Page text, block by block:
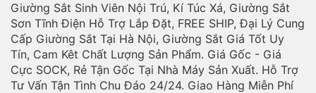
Giường Sắt Sinh Viên Nội Trú, Kí Túc Xá, Giường Sắt
Sơn Tĩnh Điện Hỗ Trợ Lắp Đặt, FREE SHIP, Đại Lý Cung
Cấp Giường Sắt Tại Hà Nội, Giường Sắt Giá Tốt Uy
Tín, Cam Kêt Chất Lượng Sản Phẩm. Giá Gốc - Giá
Cực SOCK, Rẻ Tận Gốc Tại Nhà Máy Sản Xuất. Hỗ Trợ
Tư Vấn Tận Tình Chu Đáo 24/24. Giao Hàng Miễn Phí